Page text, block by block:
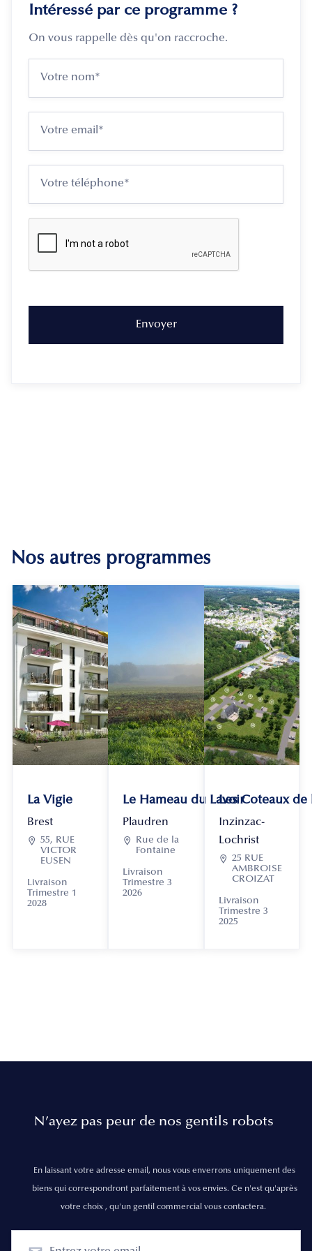
Intéressé par ce programme ?
On vous rappelle dès qu'on raccroche.
Nos autres programmes
La Vigie
Brest
 55, RUE
VICTOR
EUSEN
Livraison
Trimestre 1
2028
Le Hameau du Lavoir
Plaudren

Rue de la
Fontaine
Livraison
Trimestre 3
2026
Les Coteaux
Inzinzac-
Lochrist
 25 RUE
AMBROISE
CROIZAT
Livraison
Trimestre 3
2025
N’ayez pas peur de nos gentils robots
En laissant votre adresse email, nous vous enverrons uniquement des
biens qui correspondront parfaitement à vos envies. Ce n'est qu'après
votre choix , qu'un gentil commercial vous contactera.